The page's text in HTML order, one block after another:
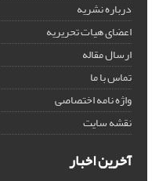
درباره نشریه
اعضای هیات تحریریه
ارسال مقاله
تماس با ما
واژه نامه اختصاصی
نقشه سایت
آخرین اخبار